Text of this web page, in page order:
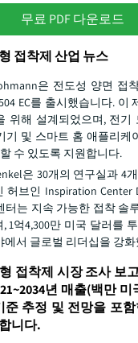
무료 PDF 다운로드
접착제 산업 뉴스
은 전도성 양면 접
EC를 출시했습니다. 이
위해 설계되었으며, 전기
기 및 스마트 홈 애플리케
수 있도록 지원합니다.
은 30개의 연구실과 4
허브인 Inspiration Center
터는 지속 가능한 접착 솔
1억4,300만 미국 달러를
에서 글로벌 리더십을 강
접착제 시장 조사 보
년 매출(백만 미
준 추정 및 전망을 포
니다.